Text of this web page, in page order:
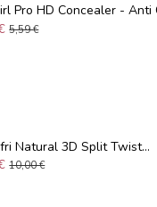
Pro HD Concealer - Anti
5,59 €
Natural 3D Split Twist...
10,00 €